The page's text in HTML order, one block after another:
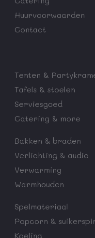
Huurvoorwaarden
Contact
Tenten &
Tafels & stoelen
Serviesgoed
Catering & more
Bakken & braden
Verlichting & audio
Verwarming
Warmhouden
Spelmateriaal
Popcorn &
Koeling